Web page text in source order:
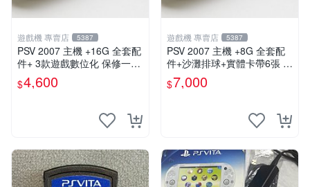
遊戲機 專賣店 5387
PSV 2007 主機 +16G 全套配
件+ 3款遊戲數位化 保修一年
品質有保障
$4,600
遊戲機 專賣店 5387
PSV 2007 主機 +8G 全套配
件+沙灘排球+實體卡帶6張 保
修一年 品質有保障
$7,000